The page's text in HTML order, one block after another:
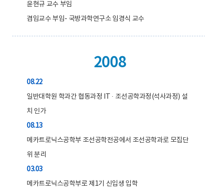
윤현규 교수 부임
겸임교수 부임- 국방과학연구소 임경식 교수
2008
08.22
일반대학원 학과간 협동과정 IT · 조선공학과정(석사과정) 설
치 인가
08.13
메카트로닉스공학부 조선공학전공에서 조선공학과로 모집단
위 분리
03.03
메카트로닉스공학부로 제1기 신입생 입학